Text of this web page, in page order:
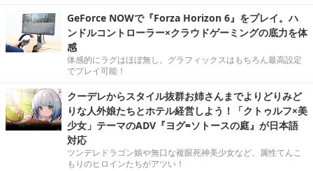
GeForce NOWで『Forza Horizon 6』をプレイ。ハ
ンドルコントローラー×クラウドゲーミングの底力を体
感
体感的にラグはほぼ無し。グラフィックスはもちろん最高設定
でプレイ可能！
クーデレからスタイル抜群お姉さんまでよりどりみど
りな人外娘たちとホテル経営しよう！「クトゥルフ×美
少女」テーマのADV『ヨグ=ソトースの庭』が日本語
対応
ツンデレドラゴン娘や無口な複眼死神美少女など、属性てんこ
もりのヒロインたちがアツい！